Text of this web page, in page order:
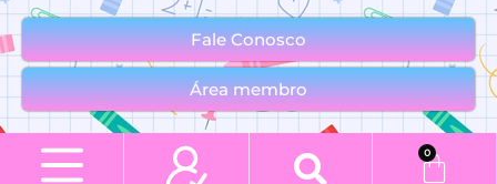
Fale Conosco
Área membro
0